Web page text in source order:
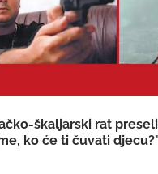
škaljarski rat
ko će ti čuvati